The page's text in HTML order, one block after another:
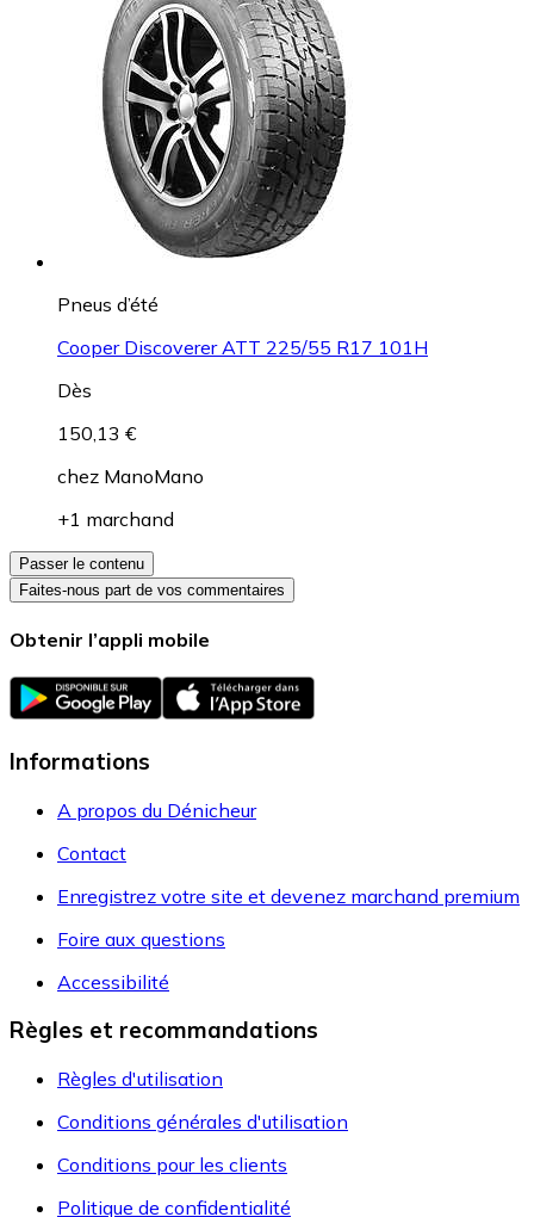
Pneus d’été
Cooper Discoverer ATT 225/55 R17 101H
Dès
150,13 €
chez ManoMano
+1 marchand
Passer le contenu
Faites-nous part de vos commentaires
Obtenir l’appli mobile
Informations
A propos du Dénicheur
Contact
Enregistrez votre site et devenez marchand premium
Foire aux questions
Accessibilité
Règles et recommandations
Règles d'utilisation
Conditions générales d'utilisation
Conditions pour les clients
Politique de confidentialité